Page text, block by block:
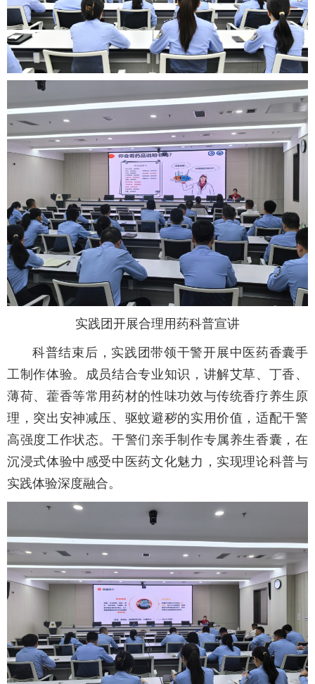
实践团开展合理用药科普宣讲
科普结束后，实践团带领干警开展中医药香囊手
工制作体验。成员结合专业知识，讲解艾草、丁香、
薄荷、藿香等常用药材的性味功效与传统香疗养生原
理，突出安神减压、驱蚊避秽的实用价值，适配干警
高强度工作状态。干警们亲手制作专属养生香囊，在
沉浸式体验中感受中医药文化魅力，实现理论科普与
实践体验深度融合。